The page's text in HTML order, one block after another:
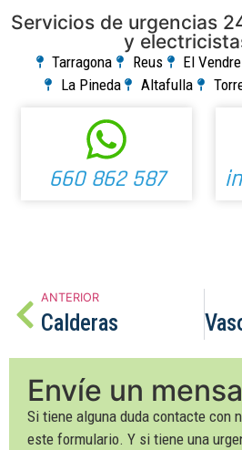
Servicios de urgencias
y
Tarragona Reus El
La Pineda
Altafulla
660 862 587
ANTERIOR
Calderas
Envíe un
Si tiene alguna duda contacte con
este formulario. Y si tiene una